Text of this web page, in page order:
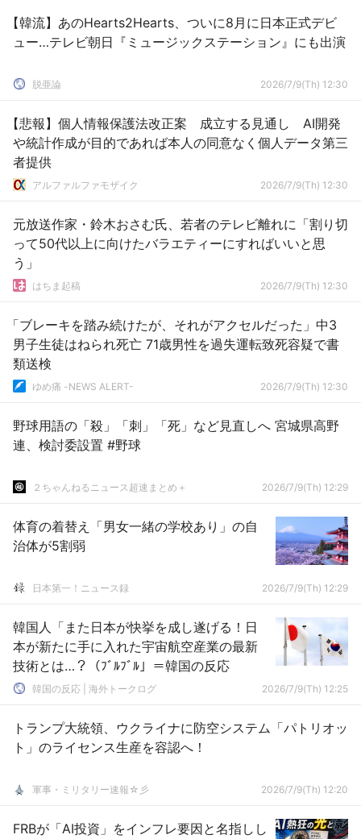
【韓流】あのHearts2Hearts、ついに8月に日本正式デビ
ュー…テレビ朝日『ミュージックステーション』にも出演
脱亜論 2026/7/9(Th) 12:30
【悲報】個人情報保護法改正案 成立する見通し AI開発
や統計作成が目的であれば本人の同意なく個人データ第三
者提供
アルファルファモザイク 2026/7/9(Th) 12:30
元放送作家・鈴木おさむ氏、若者のテレビ離れに「割り切
って50代以上に向けたバラエティーにすればいいと思
う」
はちま起稿 2026/7/9(Th) 12:30
「ブレーキを踏み続けたが、それがアクセルだった」中3
男子生徒はねられ死亡 71歳男性を過失運転致死容疑で書
類送検
ゆめ痛 -NEWS ALERT- 2026/7/9(Th) 12:30
野球用語の「殺」「刺」「死」など見直しへ 宮城県高野
連、検討委設置 #野球
２ちゃんねるニュース超速まとめ＋ 2026/7/9(Th) 12:29
体育の着替え「男女一緒の学校あり」の自
治体が5割弱
日本第一！ニュース録 2026/7/9(Th) 12:29
韓国人「また日本が快挙を成し遂げる！日
本が新たに手に入れた宇宙航空産業の最新
技術とは…？（ﾌﾞﾙﾌﾞﾙ」＝韓国の反応
韓国の反応 | 海外トークログ 2026/7/9(Th) 12:25
トランプ大統領、ウクライナに防空システム「パトリオッ
ト」のライセンス生産を容認へ！
軍事・ミリタリー速報☆彡 2026/7/9(Th) 12:20
FRBが「AI投資」をインフレ要因と名指しし